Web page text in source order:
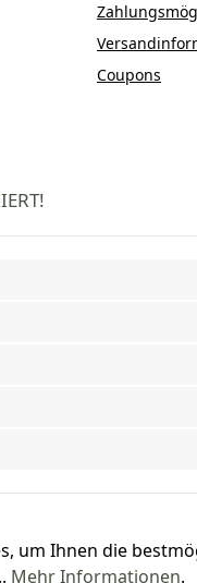
Coupons
um Ihnen die
Mehr Informationen.